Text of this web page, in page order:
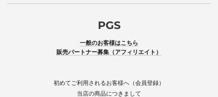
PGS
一般のお客様はこちら
販売パートナー募集（アフィリエイト）
初めてご利用されるお客様へ（会員登録）
当店の商品につきまして